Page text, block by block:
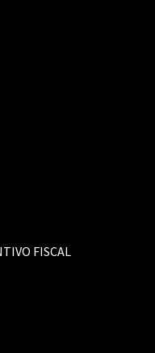
FISCAL